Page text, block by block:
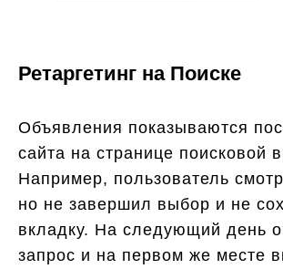
Ретаргетинг на Поиске
Объявления показываются
сайта на странице поисковой
Например, пользователь
но не завершил выбор и не
вкладку. На следующий день
запрос и на первом же месте